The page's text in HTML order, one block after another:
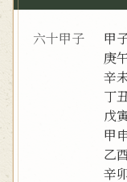
六十甲子 甲
庚
辛
丁
戊
甲
乙
辛